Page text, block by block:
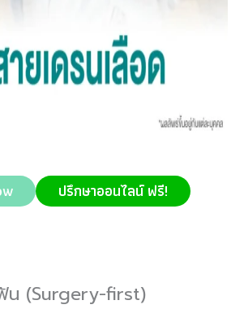
ปรึกษาออนไลน์ ฟรี!
น (Surgery-first)